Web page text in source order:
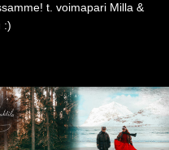
t. voimapari Milla &
:)